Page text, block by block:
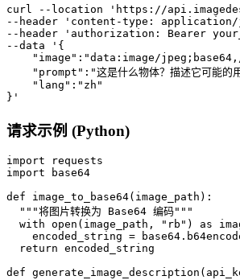
curl --location 'https://
--header 'content-type:
--header 'authorization: Bearer
--data '{
"image":"data:image/
"prompt":"这是什么物体？描述它可能的
    "lang":"zh"
请求示例 (Python)
import requests
import base64
def image_to_base64(image_path):
  """将图片转换为 Base64 编码"""
with open(image_path, "rb") as
encoded_string =
  return encoded_string
def